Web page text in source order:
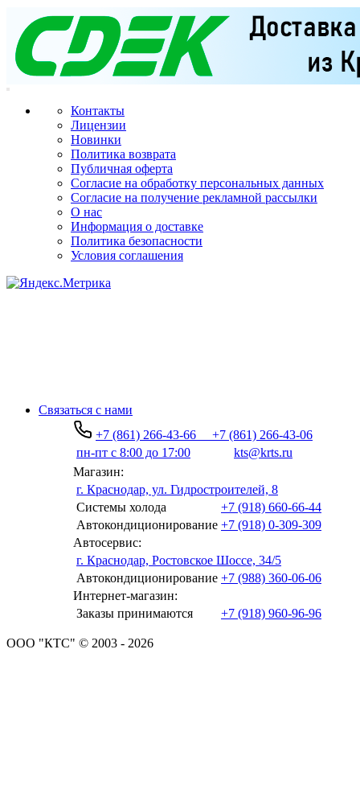
Контакты
Лицензии
Новинки
Политика возврата
Публичная оферта
Согласие на обработку персональных данных
Согласие на получение рекламной рассылки
О нас
Информация о доставке
Политика безопасности
Условия соглашения
Связаться с нами
+7 (861) 266-43-66
+7 (861) 266-43-06
пн-пт с 8:00 до 17:00
kts@krts.ru
Магазин:
г. Краснодар, ул. Гидростроителей, 8
Системы холода
+7 (918) 660-66-44
Автокондиционирование +7 (918) 0-309-309
Автосервис:
г. Краснодар, Ростовское Шоссе, 34/5
Автокондиционирование +7 (988) 360-06-06
Интернет-магазин:
Заказы принимаются
+7 (918) 960-96-96
ООО "КТС" © 2003 - 2026